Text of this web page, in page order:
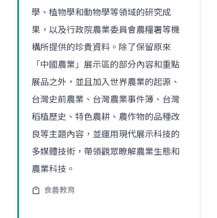
學、植物學和動物學等領域的研究成
果，以及行政院農業委員會農糧署等機
構所提供的珍貴資料。除了保留原來
「中國農業」展示區的部分內容和重點
展品之外，並且加入世界農業的起源、
台灣史前農業、台灣農業事件簿、台灣
稻植歷史、特色農耕、農作物的品種改
良等主題內容，並運用現代展示科技的
多媒體技術，帶領觀眾瞭解農業生態和
農業科技。
食農教育